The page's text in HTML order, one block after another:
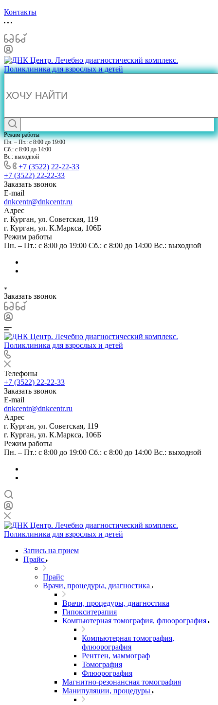
Контакты
Режим работы
Пн. – Пт.: с 8:00 до 19:00
Сб.: с 8:00 до 14:00
Вс.: выходной
+7 (3522) 22-22-33
+7 (3522) 22-22-33
Заказать звонок
E-mail
dnkcentr@dnkcentr.ru
Адрес
г. Курган, ул. Советская, 119
г. Курган, ул. К.Маркса, 106Б
Режим работы
Пн. – Пт.: с 8:00 до 19:00 Сб.: с 8:00 до 14:00 Вс.: выходной
Заказать звонок
Телефоны
+7 (3522) 22-22-33
Заказать звонок
E-mail
dnkcentr@dnkcentr.ru
Адрес
г. Курган, ул. Советская, 119
г. Курган, ул. К.Маркса, 106Б
Режим работы
Пн. – Пт.: с 8:00 до 19:00 Сб.: с 8:00 до 14:00 Вс.: выходной
Запись на прием
Прайс
Прайс
Врачи, процедуры, диагностика
Врачи, процедуры, диагностика
Гипокситерапия
Компьютерная томография, флюорография
Компьютерная томография,
флюорография
Рентген, маммограф
Томография
Флюорография
Магнитно-резонансная томография
Манипуляции, процедуры